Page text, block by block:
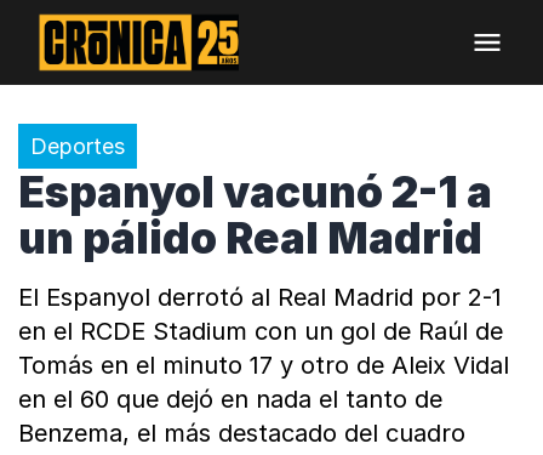
Deportes
Espanyol vacunó 2-1 a
un pálido Real Madrid
El Espanyol derrotó al Real Madrid por 2-1
en el RCDE Stadium con un gol de Raúl de
Tomás en el minuto 17 y otro de Aleix Vidal
en el 60 que dejó en nada el tanto de
Benzema, el más destacado del cuadro